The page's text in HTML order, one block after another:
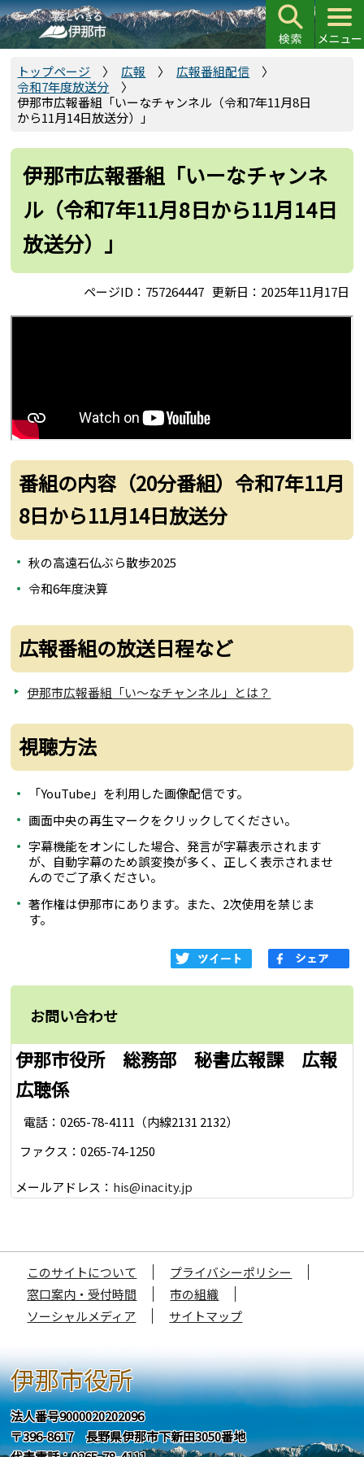
こ
の
ペ
頭
トップページ 広報
広報番組配信
令和7年度放送分
伊那市広報番組「いーなチャンネル（令和7年11月8日
から11月14日放送分）」
伊那市広報番組「いーなチャンネ
ル（令和7年11月8日から11月14日
放送分）」
ページID：757264447 更新日：2025年11月17日
番組の内容（20分番組）令和7年11月
8日から11月14日放送分
秋の高遠石仏ぶら散歩2025
令和6年度決算
広報番組の放送日程など
伊那市広報番組「い～なチャンネル」とは？
視聴方法
「YouTube」を利用した画像配信です。
画面中央の再生マークをクリックしてください。
字幕機能をオンにした場合、発言が字幕表示されます
が、自動字幕のため誤変換が多く、正しく表示されませ
んのでご了承ください。
著作権は伊那市にあります。また、2次使用を禁じま
す。
お問い合わせ
伊那市役所 総務部 秘書広報課 広報
広聴係
電話：0265-78-4111（内線2131 2132）
ファクス：0265-74-1250
メールアドレス： his@inacity.jp
このサイトについて
プライバシーポリシー
窓口案内・受付時間
市の組織
ソーシャルメディア
サイトマップ
伊那市役所
法人番号9000020202096
〒396-8617 長野県伊那市下新田3050番地